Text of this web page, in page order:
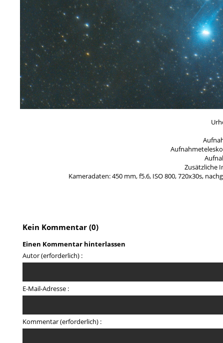
Zusätzliche
Kameradaten: 450 mm, f5.6, ISO 800, 720x30s,
Kein Kommentar (0)
Einen Kommentar hinterlassen
Autor (erforderlich) :
E-Mail-Adresse :
Kommentar (erforderlich) :